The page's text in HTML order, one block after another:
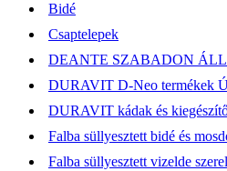
Bidé
Csaptelepek
DEANTE SZABADON
DURAVIT D-Neo termékek
DURAVIT kádak és
Falba süllyesztett bidé és
Falba süllyesztett vizelde